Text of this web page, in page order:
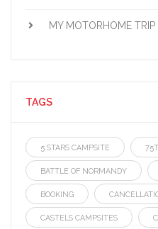
MY MOTORHOME
TAGS
5 STARS CAMPSITE
BATTLE OF NORMANDY
BOOKING
CASTELS CAMPSITES